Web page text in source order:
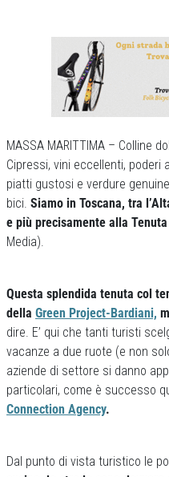
MASSA MARITTIMA – Colline
Cipressi, vini eccellenti, poderi
piatti gustosi e verdure
bici. Siamo in Toscana, tra
e più precisamente alla
Media).
Questa splendida tenuta col
della Green Project-Bardiani,
dire. E’ qui che tanti turisti
vacanze a due ruote (e non
aziende di settore si danno
particolari, come è successo
Connection Agency.
Dal punto di vista turistico le